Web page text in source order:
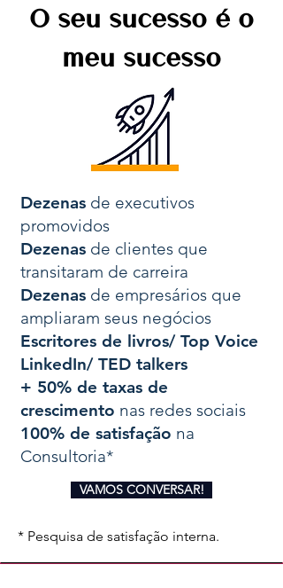
O seu sucesso é o
meu sucesso
Dezenas de executivos
promovidos
Dezenas de clientes que
transitaram de carreira
Dezenas de empresários que
ampliaram seus negócios
Escritores de livros/ Top Voice
LinkedIn/ TED talkers
+ 50% de taxas de
crescimento nas redes sociais
100% de satisfação na
Consultoria*
VAMOS CONVERSAR!
* Pesquisa de satisfação interna.